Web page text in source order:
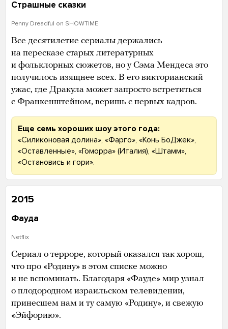
Страшные сказки
Penny Dreadful on SHOWTIME
Все десятилетие сериалы держались
на пересказе старых литературных
и фольклорных сюжетов, но у Сэма Мендеса это
получилось изящнее всех. В его викторианский
ужас, где Дракула может запросто встретиться
с Франкенштейном, веришь с первых кадров.
Еще семь хороших шоу этого года:
«Силиконовая долина», «Фарго», «Конь БоДжек»,
«Оставленные», «Гоморра» (Италия), «Штамм»,
«Остановись и гори».
2015
Фауда
Netflix
Сериал о терроре, который оказался так хорош,
что про «Родину» в этом списке можно
и не вспоминать. Благодаря «Фауде» мир узнал
о плодородном израильском телевидении,
принесшем нам и ту самую «Родину», и свежую
«Эйфорию».